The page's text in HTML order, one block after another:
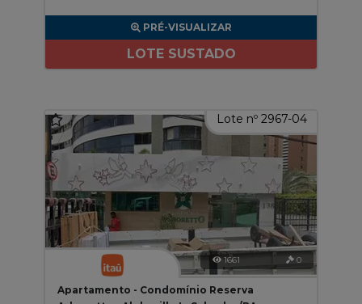
PRÉ-VISUALIZAR
LOTE SUSTADO
Lote nº 2967-04
1661 0
Apartamento - Condomínio Reserva